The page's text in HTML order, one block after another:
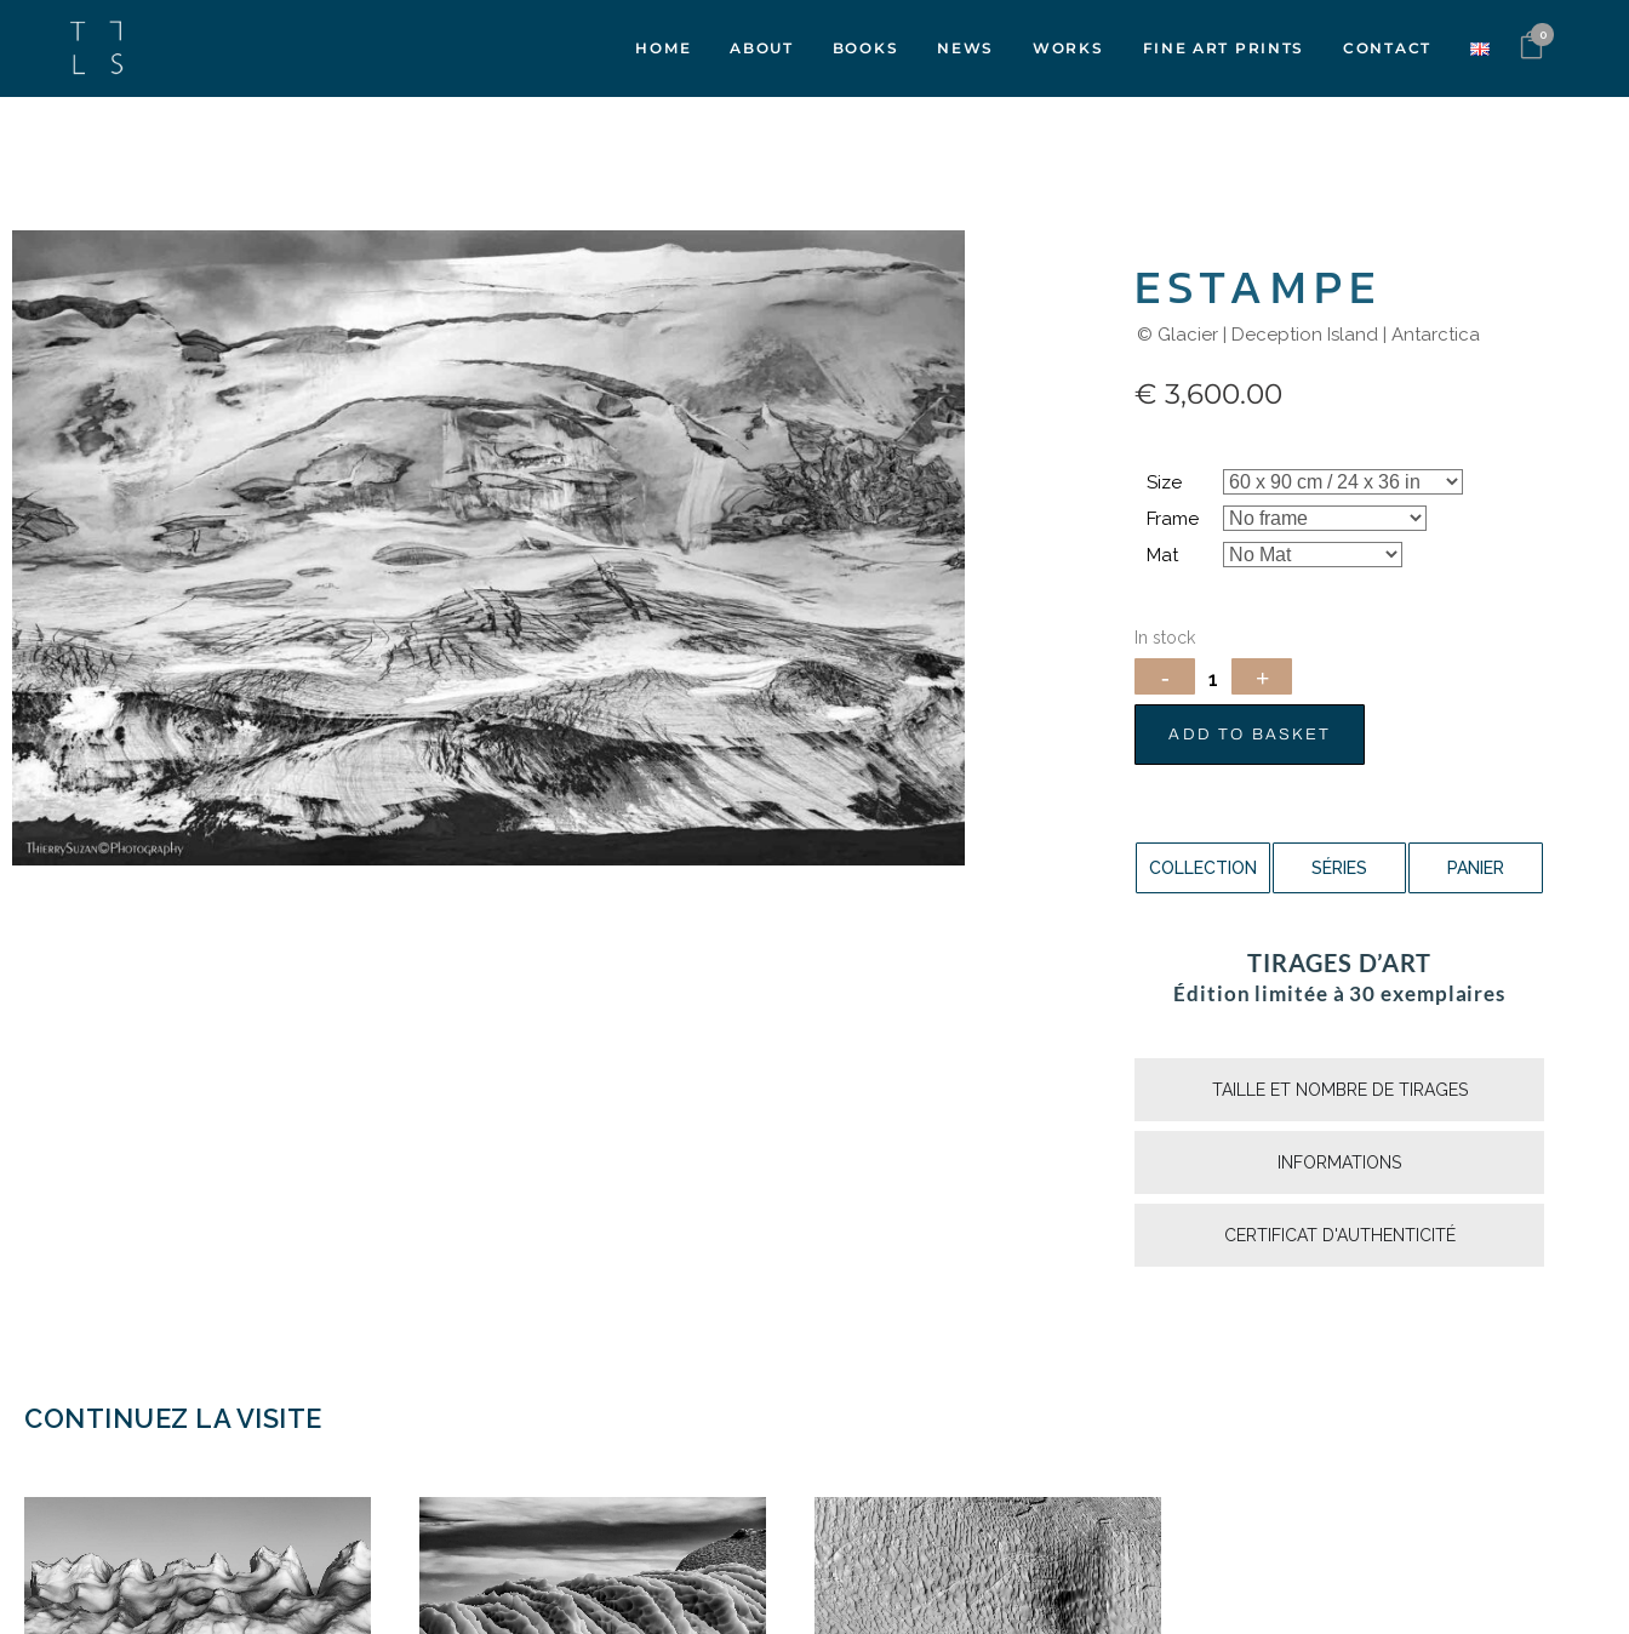
0
HOME ABOUT BOOKS NEWS WORKS FINE ART PRINTS CONTACT
ESTAMPE
© Glacier | Deception Island | Antarctica
€ 3,600.00
Size
Frame
Mat
In stock
ADD TO BASKET
COLLECTION SÉRIES PANIER
TIRAGES D’ART
Édition limitée à 30 exemplaires
TAILLE ET NOMBRE DE TIRAGES
INFORMATIONS
CERTIFICAT D'AUTHENTICITÉ
CONTINUEZ LA VISITE